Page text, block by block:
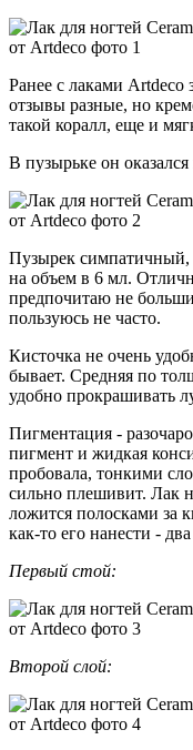
Ранее с лаками Artdeco
отзывы разные, но
такой коралл, еще и
В пузырьке он
Пузырек симпатичный,
на объем в 6 мл.
предпочитаю не
пользуюсь не часто.
Кисточка не очень
бывает. Средняя по
удобно прокрашивать
Пигментация -
пигмент и жидкая
пробовала, тонкими
сильно плешивит. Лак
ложится полосками за
как-то его нанести -
Первый стой:
Второй слой: